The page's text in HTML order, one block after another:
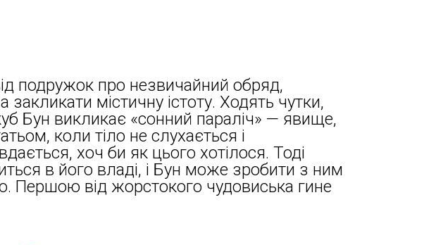
подружок про незвичайний обряд,
містичну істоту. Ходять чутки,
Бун викликає «сонний параліч» — явище,
коли тіло не слухається і
хоч би як цього хотілося. Тоді
в його владі, і Бун може зробити з ним
Першою від жорстокого чудовиська гине